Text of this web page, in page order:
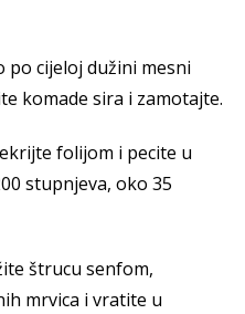
cijeloj dužini mesni
komade sira i zamotajte.
folijom i pecite u
stupnjeva, oko 35
štrucu senfom,
mrvica i vratite u